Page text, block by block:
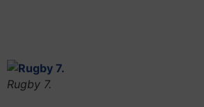
Rugby 7.